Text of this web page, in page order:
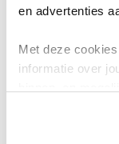
en advertenties
Met deze
informatie over
website en